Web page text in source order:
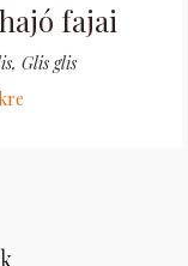
fajai
Glis glis